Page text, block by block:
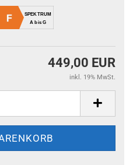
F
SPEKTRUM
A bis G
449,00 EUR
inkl. 19% MwSt.